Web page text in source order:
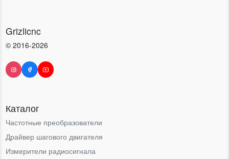
Grizlicnc
© 2016-2026
Каталог
Частотные преобразователи
Драйвер шагового двигателя
Измерители радиосигнала